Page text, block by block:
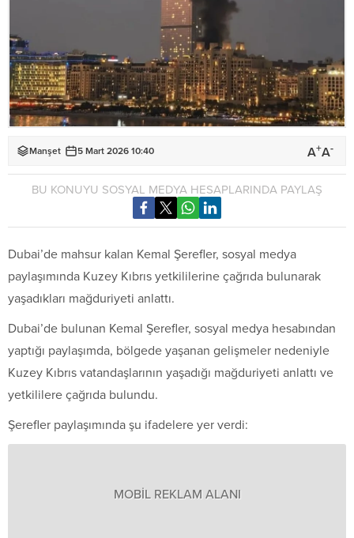
Manşet 5 Mart 2026 10:40 A+A-
BU KONUYU SOSYAL MEDYA HESAPLARINDA PAYLAŞ
Dubai’de mahsur kalan Kemal Şerefler, sosyal medya
paylaşımında Kuzey Kıbrıs yetkililerine çağrıda bulunarak
yaşadıkları mağduriyeti anlattı.
Dubai’de bulunan Kemal Şerefler, sosyal medya hesabından
yaptığı paylaşımda, bölgede yaşanan gelişmeler nedeniyle
Kuzey Kıbrıs vatandaşlarının yaşadığı mağduriyeti anlattı ve
yetkililere çağrıda bulundu.
Şerefler paylaşımında şu ifadelere yer verdi:
MOBİL REKLAM ALANI